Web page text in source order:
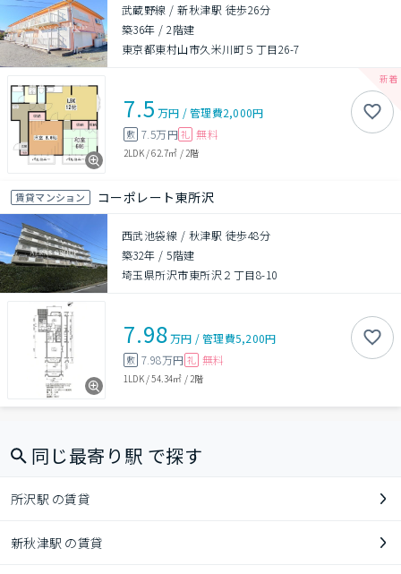
武蔵野線 / 新秋津駅 徒歩26分
築36年 /2階建
東京都東村山市久米川町５丁目26-7
7.5 万円 /管理費2,000円
敷 7.5万円 礼 無料
2LDK/62.7㎡ / 2階
賃貸マンション コーポレート東所沢
西武池袋線 / 秋津駅 徒歩48分
築32年 /5階建
埼玉県所沢市東所沢２丁目8-10
7.98万円 /管理費5,200円
敷 7.98万円 礼 無料
1LDK/54.34㎡ / 2階
同じ最寄り駅 で探す
所沢駅 の賃貸
新秋津駅 の賃貸